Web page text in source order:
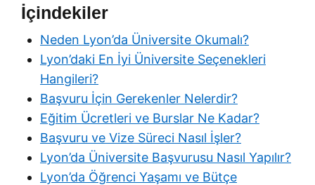
İçindekiler
Neden Lyon’da Üniversite Okumalı?
Lyon’daki En İyi Üniversite Seçenekleri
Hangileri?
Başvuru İçin Gerekenler Nelerdir?
Eğitim Ücretleri ve Burslar Ne Kadar?
Başvuru ve Vize Süreci Nasıl İşler?
Lyon’da Üniversite Başvurusu Nasıl Yapılır?
Lyon’da Öğrenci Yaşamı ve Bütçe